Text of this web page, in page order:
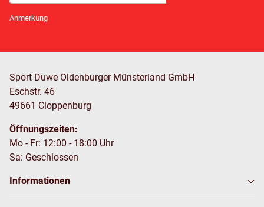
Anmerkung
Sport Duwe Oldenburger Münsterland GmbH
Eschstr. 46
49661 Cloppenburg
Öffnungszeiten:
Mo - Fr: 12:00 - 18:00 Uhr
Sa: Geschlossen
Informationen